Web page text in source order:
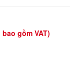
gồm VAT)